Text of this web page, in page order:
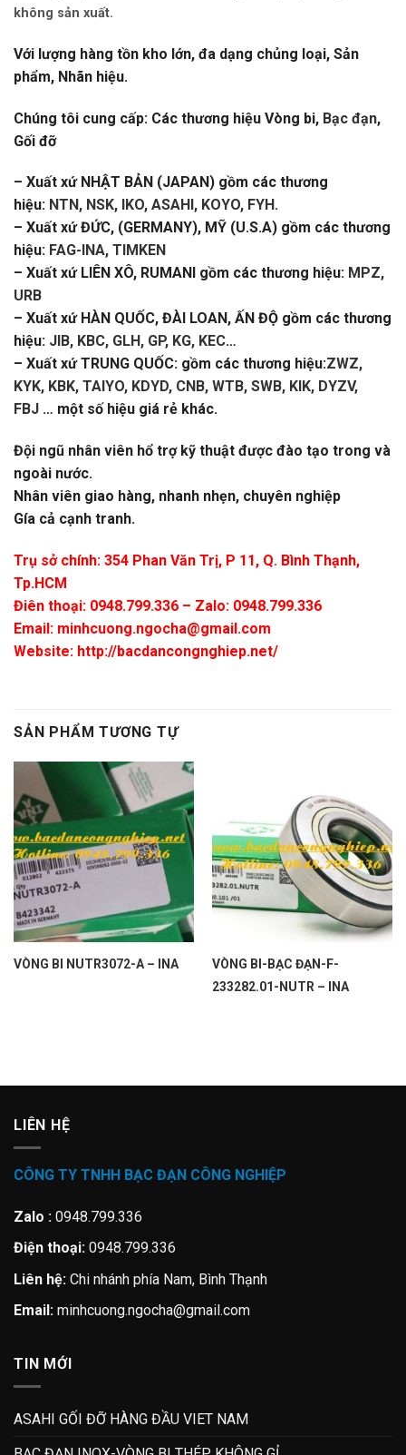
không sản xuất.
Với lượng hàng tồn kho lớn, đa dạng chủng loại, Sản
phẩm, Nhãn hiệu.
Chúng tôi cung cấp: Các thương hiệu Vòng bi, Bạc đạn,
Gối đỡ
– Xuất xứ NHẬT BẢN (JAPAN) gồm các thương
hiệu: NTN, NSK, IKO, ASAHI, KOYO, FYH .
– Xuất xứ ĐỨC, (GERMANY), MỸ (U.S.A) gồm các thương
hiệu: FAG-INA, TIMKEN
– Xuất xứ LIÊN XÔ, RUMANI gồm các thương hiệu: MPZ,
URB
– Xuất xứ HÀN QUỐC, ĐÀI LOAN, ẤN ĐỘ gồm các thương
hiệu: JIB, KBC, GLH, GP, KG, KEC…
– Xuất xứ TRUNG QUỐC: gồm các thương hiệu:ZWZ,
KYK, KBK, TAIYO, KDYD, CNB, WTB, SWB, KIK, DYZV,
FBJ … một số hiệu giá rẻ khác.
Đội ngũ nhân viên hổ trợ kỹ thuật được đào tạo trong và
ngoài nước.
Nhân viên giao hàng, nhanh nhẹn, chuyên nghiệp
Gía cả cạnh tranh.
Trụ sở chính: 354 Phan Văn Trị, P 11, Q. Bình Thạnh,
Tp.HCM
Điên thoại: 0948.799.336 – Zalo: 0948.799.336
Email: minhcuong.ngocha@gmail.com
Website: http://bacdancongnghiep.net/
SẢN PHẨM TƯƠNG TỰ
VÒNG BI NUTR3072-A – INA
VÒNG BI-BẠC ĐẠN-F-
233282.01-NUTR – INA
LIÊN HỆ
CÔNG TY TNHH BẠC ĐẠN CÔNG NGHIỆP
Zalo : 0948.799.336
Điện thoại: 0948.799.336
Liên hệ: Chi nhánh phía Nam, Bình Thạnh
Email: minhcuong.ngocha@gmail.com
TIN MỚI
ASAHI GỐI ĐỠ HÀNG ĐẦU VIET NAM